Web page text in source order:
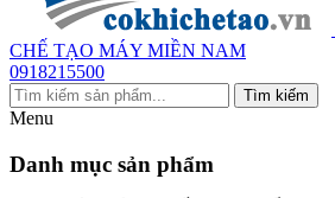
CHẾ TẠO MÁY MIỀN NAM
0918215500
Menu
Danh mục sản phẩm